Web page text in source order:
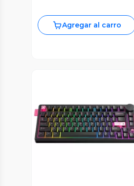
Agregar al carro
Vista Previa